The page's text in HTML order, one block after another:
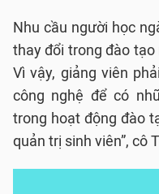
Nhu cầu người học
thay đổi trong đào
Vì vậy, giảng viên
công nghệ để có
trong hoạt động đào
quản trị sinh viên”, cô